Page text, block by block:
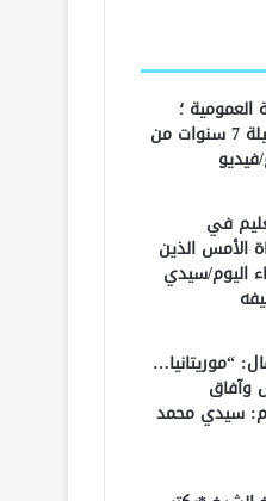
العمومية ؛
تستعرض حصيلة 7 سنوات من
في
الأمس الذين
اليوم/سيدي
“موريتانيا…
وآفاق
سيدي محمد